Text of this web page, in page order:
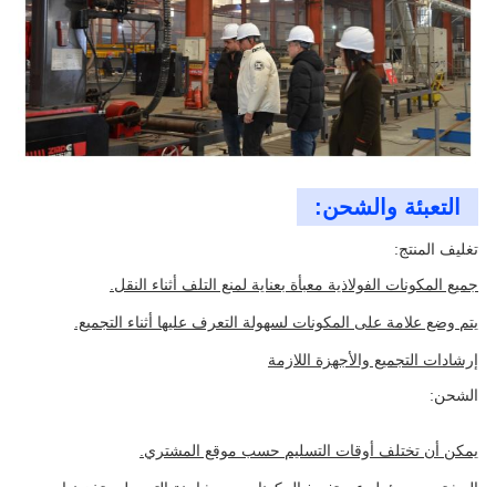
التعبئة والشحن:
تغليف المنتج:
جميع المكونات الفولاذية معبأة بعناية لمنع التلف أثناء النقل.
يتم وضع علامة على المكونات لسهولة التعرف عليها أثناء التجميع.
إرشادات التجميع والأجهزة اللازمة
الشحن:
يمكن أن تختلف أوقات التسليم حسب موقع المشتري.